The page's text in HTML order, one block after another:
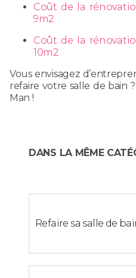
Coût de la
9m2
Coût de la
10m2
Vous envisagez
refaire votre salle de bain
Man !
DANS LA MÊME
Refaire sa salle de